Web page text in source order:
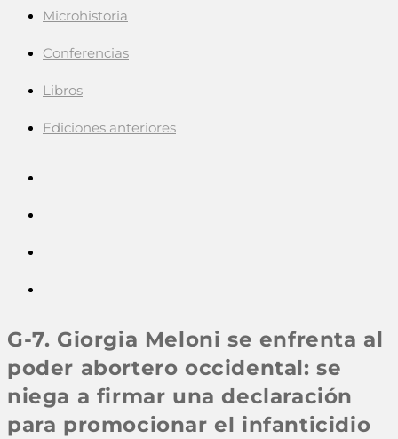
Microhistoria
Conferencias
Libros
Ediciones anteriores
G-7. Giorgia Meloni se enfrenta al
poder abortero occidental: se
niega a firmar una declaración
para promocionar el infanticidio